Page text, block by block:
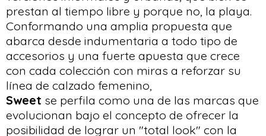
prestan al tiempo libre y porque no, la playa.
Conformando una amplia propuesta que
abarca desde indumentaria a todo tipo de
accesorios y una fuerte apuesta que crece
con cada colección con miras a reforzar su
línea de calzado femenino,
Sweet se perfila como una de las marcas que
evolucionan bajo el concepto de ofrecer la
posibilidad de lograr un "total look" con la